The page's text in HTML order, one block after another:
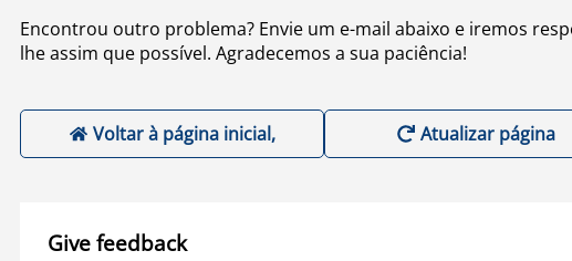
Encontrou outro problema? Envie um e-mail abaixo e iremos
lhe assim que possível. Agradecemos a sua paciência!
Voltar à página inicial, Atualizar página
Give feedback